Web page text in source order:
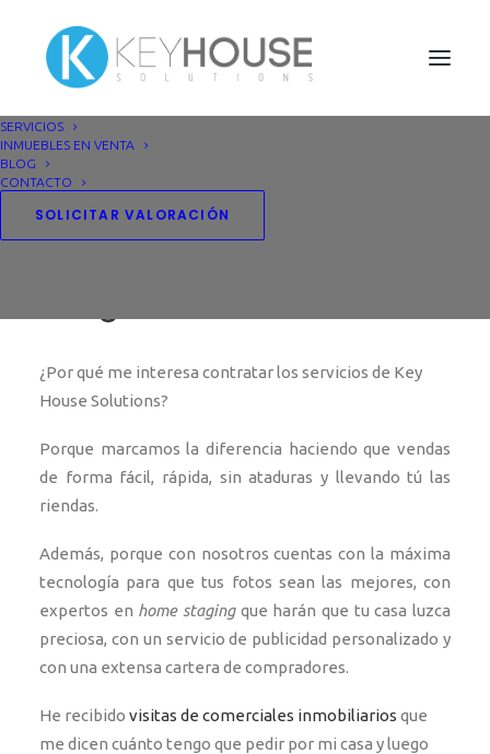
SERVICIOS
INMUEBLES EN VENTA
BLOG
CONTACTO
SOLICITAR VALORACIÓN
Preguntas frecuentes
¿Por qué me interesa contratar los servicios de Key
House Solutions?
Porque marcamos la diferencia haciendo que vendas
de forma fácil, rápida, sin ataduras y llevando tú las
riendas.
Además, porque con nosotros cuentas con la máxima
tecnología para que tus fotos sean las mejores, con
expertos en home stagingque harán que tu casa luzca
preciosa, con un servicio de publicidad personalizado y
con una extensa cartera de compradores.
He recibido visitas de comerciales inmobiliarios que
me dicen cuánto tengo que pedir por mi casa y luego